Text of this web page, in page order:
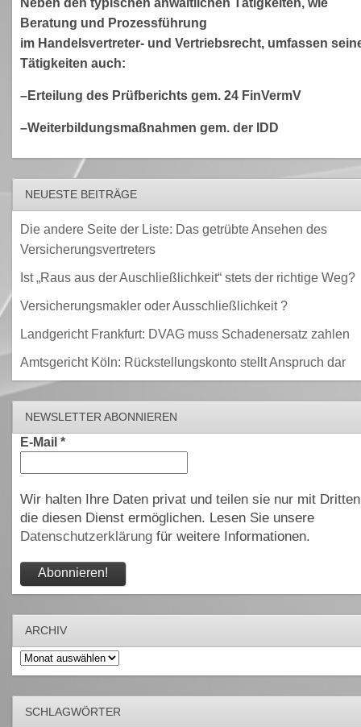
Beratung und Prozessführung
im Handelsvertreter- und Vertriebsrecht, umfassen
Tätigkeiten auch:
–Erteilung des Prüfberichts gem. 24 FinVermV
–Weiterbildungsmaßnahmen gem. der IDD
NEUESTE BEITRÄGE
Die andere Seite der Liste: Das getrübte Ansehen des
Versicherungsvertreters
Ist „Raus aus der Auschließlichkeit“ stets der richtige Weg?
Versicherungsmakler oder Ausschließlichkeit ?
Landgericht Frankfurt: DVAG muss Schadenersatz zahlen
Amtsgericht Köln: Rückstellungskonto stellt Anspruch dar
NEWSLETTER ABONNIEREN
E-Mail *
Wir halten Ihre Daten privat und teilen sie nur mit
die diesen Dienst ermöglichen. Lesen Sie unsere
Datenschutzerklärungfür weitere Informationen.
ARCHIV
Archiv
SCHLAGWÖRTER